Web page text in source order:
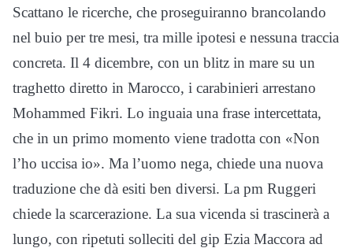
Scattano le ricerche, che proseguiranno brancolando
nel buio per tre mesi, tra mille ipotesi e nessuna traccia
concreta. Il 4 dicembre, con un blitz in mare su un
traghetto diretto in Marocco, i carabinieri arrestano
Mohammed Fikri. Lo inguaia una frase intercettata,
che in un primo momento viene tradotta con «Non
l’ho uccisa io». Ma l’uomo nega, chiede una nuova
traduzione che dà esiti ben diversi. La pm Ruggeri
chiede la scarcerazione. La sua vicenda si trascinerà a
lungo, con ripetuti solleciti del gip Ezia Maccora ad